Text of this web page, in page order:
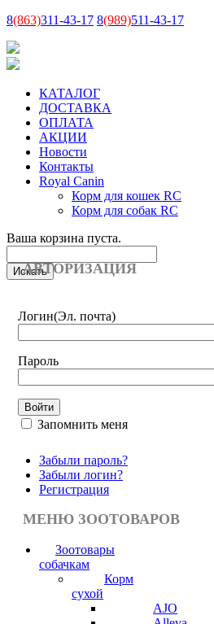
8(863)311-43-17 8(989)511-43-17
КАТАЛОГ
ДОСТАВКА
ОПЛАТА
АКЦИИ
Новости
Контакты
Royal Canin
Корм для кошек RC
Корм для собак RC
Ваша корзина пуста.
АВТОРИЗАЦИЯ
Логин(Эл. почта)
Пароль
Запомнить меня
Забыли пароль?
Забыли логин?
Регистрация
МЕНЮ ЗООТОВАРОВ
Зоотовары
собачкам
Корм
сухой
AJO